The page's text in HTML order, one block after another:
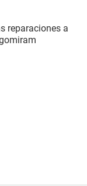
reparaciones a